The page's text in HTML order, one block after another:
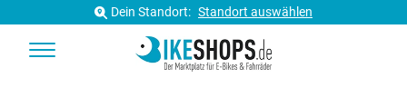
Dein Standort: Standort auswählen